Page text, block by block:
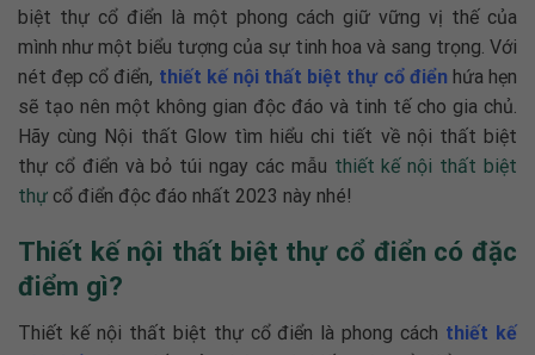
biệt thự cổ điển là một phong cách giữ vững vị thế của
mình như một biểu tượng của sự tinh hoa và sang trọng. Với
nét đẹp cổ điển, thiết kế nội thất biệt thự cổ điển hứa hẹn
sẽ tạo nên một không gian độc đáo và tinh tế cho gia chủ.
Hãy cùng Nội thất Glowtìm hiểu chi tiết về nội thất biệt
thự cổ điển và bỏ túi ngay các mẫu thiết kế nội thất biệt
thự cổ điển độc đáo nhất 2023 này nhé!
Thiết kế nội thất biệt thự cổ điển có đặc
điểm gì?
Thiết kế nội thất biệt thự cổ điển là phong cách thiết kế